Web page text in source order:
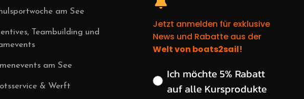
am See
Teambuilding und
am See
& Werft
Jetzt anmelden für exklusive
News und Rabatte aus der
Welt von boats2sail!
Wähle deinen gewünschten
Ich möchte 5% Rabatt
auf alle Kursprodukte